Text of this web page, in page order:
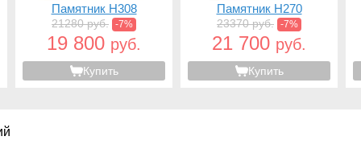
Памятник H308
21280 руб. -7%
19 800 руб.
Купить
Памятник H270
23370 руб. -7%
21 700 руб.
Купить